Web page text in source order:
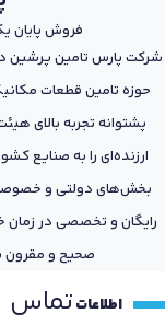
فروش پایان
حوزه تامین قطعات
پشتوانه تجربه بالای
ارزنده‌ای را به صنایع
بخش‌های دولتی و خصوصی
رایگان و تخصصی در زمان
صحیح و مقرون
اطلاعاتتماس